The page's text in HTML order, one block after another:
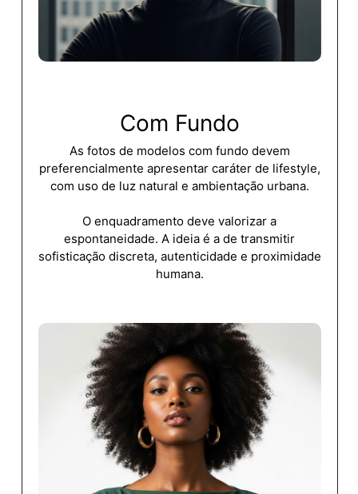
Com Fundo
As fotos de modelos com fundo devem
preferencialmente apresentar caráter de lifestyle,
com uso de luz natural e ambientação urbana.
O enquadramento deve valorizar a
espontaneidade. A ideia é a de transmitir
sofisticação discreta, autenticidade e proximidade
humana.